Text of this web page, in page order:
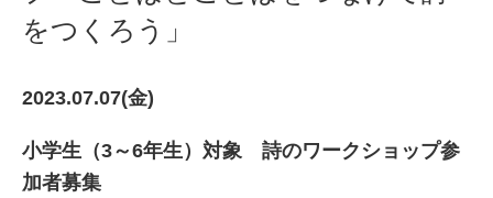
をつくろう」
2023.07.07(金)
小学生（3～6年生）対象 詩のワークショップ参
加者募集